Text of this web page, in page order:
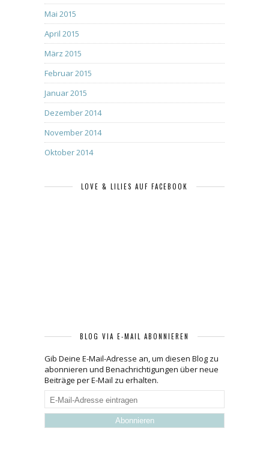
Mai 2015
April 2015
März 2015
Februar 2015
Januar 2015
Dezember 2014
November 2014
Oktober 2014
LOVE & LILIES AUF FACEBOOK
BLOG VIA E-MAIL ABONNIEREN
Gib Deine E-Mail-Adresse an, um diesen Blog zu
abonnieren und Benachrichtigungen über neue
Beiträge per E-Mail zu erhalten.
E-
Mail-
Adresse
eintragen